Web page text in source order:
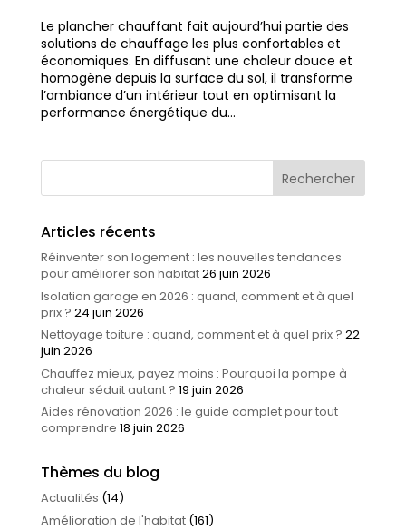
Le plancher chauffant fait aujourd’hui partie des
solutions de chauffage les plus confortables et
économiques. En diffusant une chaleur douce et
homogène depuis la surface du sol, il transforme
l’ambiance d’un intérieur tout en optimisant la
performance énergétique du...
Articles récents
Réinventer son logement : les nouvelles tendances
pour améliorer son habitat26 juin 2026
Isolation garage en 2026 : quand, comment et à quel
prix ? 24 juin 2026
Nettoyage toiture : quand, comment et à quel prix ? 22
juin 2026
Chauffez mieux, payez moins : Pourquoi la pompe à
chaleur séduit autant ? 19 juin 2026
Aides rénovation 2026 : le guide complet pour tout
comprendre 18 juin 2026
Thèmes du blog
Actualités (14)
Amélioration de l'habitat(161)